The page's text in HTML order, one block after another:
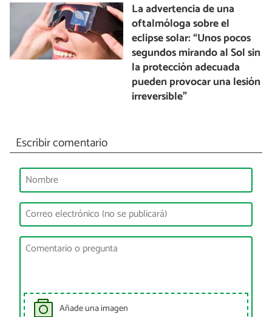
La advertencia de una
oftalmóloga sobre el
eclipse solar: “Unos pocos
segundos mirando al Sol sin
la protección adecuada
pueden provocar una lesión
irreversible”
Escribir comentario
Añade una imagen